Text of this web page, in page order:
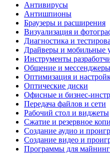
Антивирусы
Антишпионы
Браузеры и расширения
Визуализация и
Диагностика и
Драйверы и мобильные
Инструменты
Общение и мессенджеры
Оптимизация и
Оптические диски
Офисные и бизнес-
Передача файлов и сети
Рабочий стол и виджеты
Сжатие и резервное
Создание аудио и
Создание видео и
Программы для